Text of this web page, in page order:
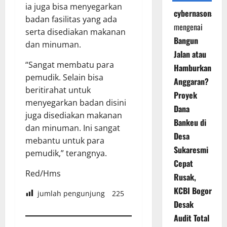
ia juga bisa menyegarkan
badan fasilitas yang ada
serta disediakan makanan
dan minuman.
“Sangat membatu para
pemudik. Selain bisa
beritirahat untuk
menyegarkan badan disini
juga disediakan makanan
dan minuman. Ini sangat
mebantu untuk para
pemudik,” terangnya.
Red/Hms
jumlah pengunjung 225
cybernasonal
mengenai
Bangun
Jalan atau
Hamburkan
Anggaran?
Proyek
Dana
Bankeu di
Desa
Sukaresmi
Cepat
Rusak,
KCBI Bogor
Desak
Audit Total